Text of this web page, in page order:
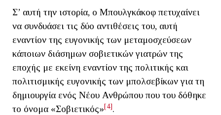
Σ’ αυτή την ιστορία, ο Μπουλγκάκοφ πετυχαίνει
να συνδυάσει τις δύο αντιθέσεις του, αυτή
εναντίον της ευγονικής των μεταμοσχεύσεων
κάποιων διάσημων σοβιετικών γιατρών της
εποχής με εκείνη εναντίον της πολιτικής και
πολιτισμικής ευγονικής των μπολσεβίκων για τη
δημιουργία ενός Νέου Ανθρώπου που του δόθηκε
το όνομα «Σοβιετικός»[4].